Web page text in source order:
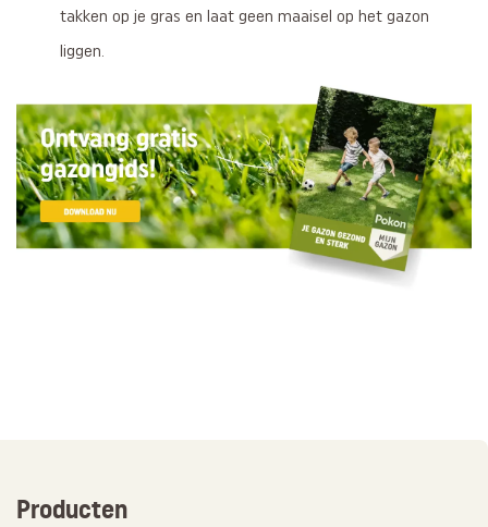
takken op je gras en laat geen maaisel op het gazon
liggen.
Producten